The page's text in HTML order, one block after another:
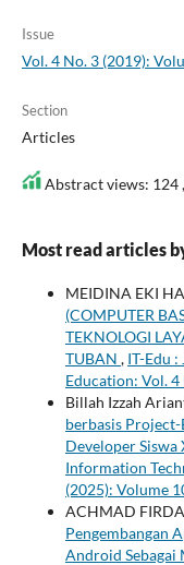
Issue
Vol. 4 No. 3 (2019):
Section
Articles
Abstract views: 124 ,
Most read articles
MEIDINA EKI
(COMPUTER
TEKNOLOGI
TUBAN , IT-Edu
Education: Vol.
Billah Izzah
berbasis
Developer Siswa
Information
(2025): Volume
ACHMAD
Pengembangan
Android Sebagai